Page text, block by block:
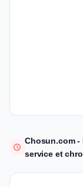
Chosun.com
service et